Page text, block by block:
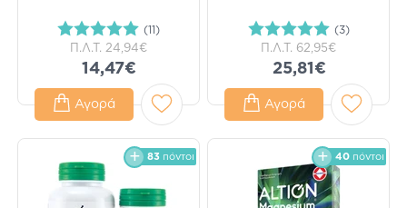
(11)
Π.Λ.Τ. 24,94€
14,47€
Αγορά
(3)
Π.Λ.Τ. 62,95€
25,81€
Αγορά
83 πόντοι 40 πόντοι